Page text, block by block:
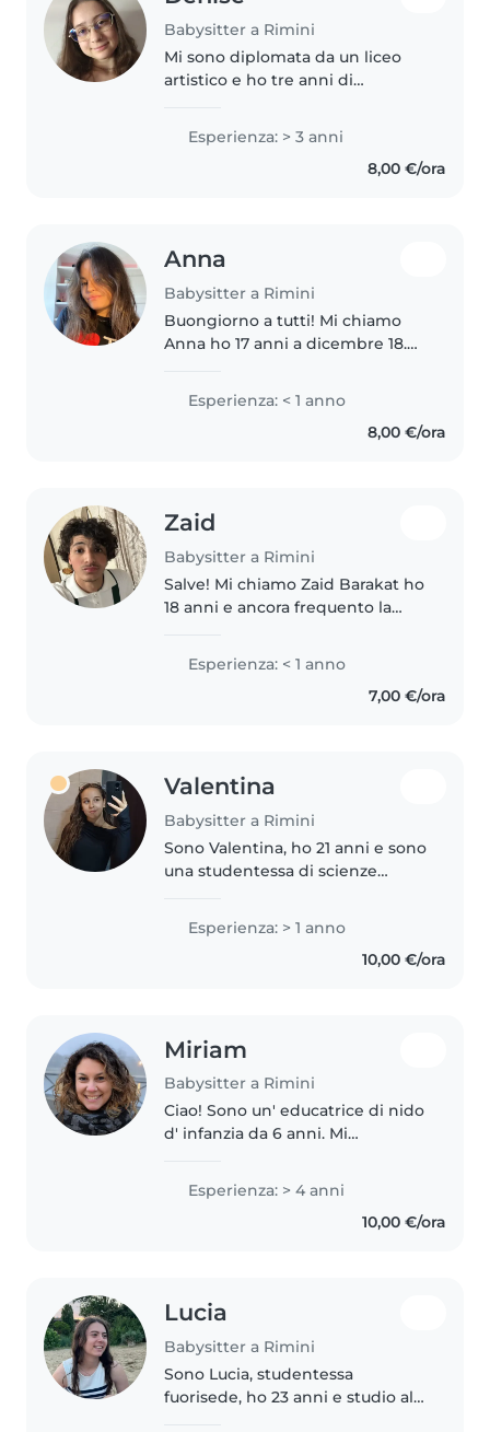
Babysitter a Rimini
Mi sono diplomata da un liceo
artistico e ho tre anni di
età, ma non con quelli con
esigenze speciali. Mi occupavo
dei nipoti dei miei allenatori per..
Esperienza: > 3 anni
8,00 €/ora
Anna
Babysitter a Rimini
Buongiorno a tutti! Mi chiamo
Anna ho 17 anni a dicembre 18.
liceo classico di Rimini. Mi piace
molto stare in compagnia dei
bambini e divertirci assieme...
Esperienza: < 1 anno
8,00 €/ora
Zaid
Babysitter a Rimini
Salve! Mi chiamo Zaid Barakat ho
18 anni e ancora frequento la
disponibile a fare il baby sitter
dai neonati ai più grandi senza
problemi! Potrei dare una..
Esperienza: < 1 anno
7,00 €/ora
Valentina
Babysitter a Rimini
Sono Valentina, ho 21 anni e sono
una studentessa di scienze
svolto uno stage di due
settimane in un asilo nido, ho
Esperienza: > 1 anno
10,00 €/ora
Miriam
Babysitter a Rimini
Ciao! Sono un' educatrice di nido
d' infanzia da 6 anni. Mi
pomeriggio come baby sitter,
dalle 16 in poi perché finisco di
Esperienza: > 4 anni
10,00 €/ora
Lucia
Babysitter a Rimini
Sono Lucia, studentessa
fuorisede, ho 23 anni e studio al